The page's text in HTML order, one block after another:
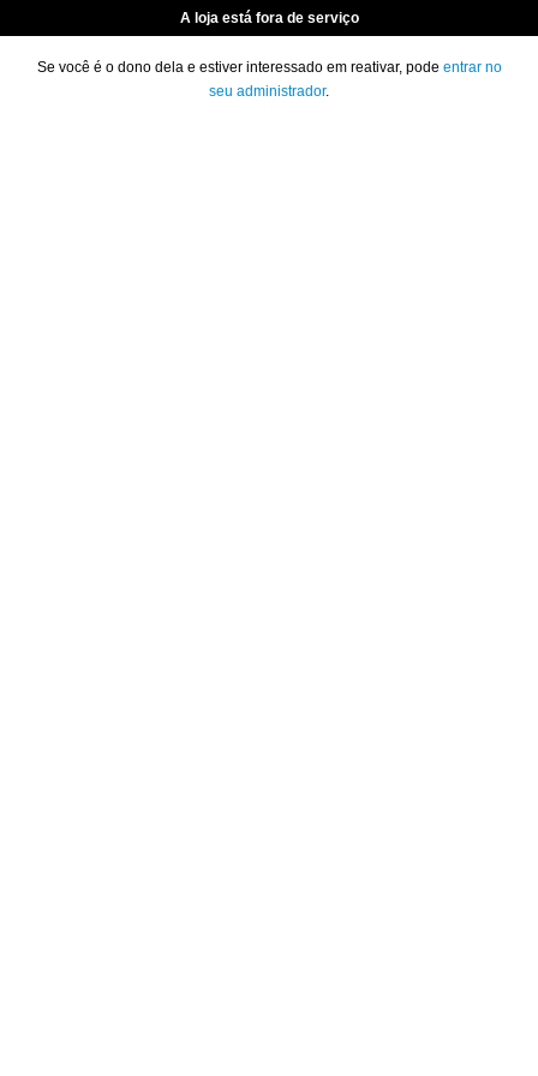
A loja está fora de serviço
Se você é o dono dela e estiver interessado em reativar, pode entrar no
seu administrador.